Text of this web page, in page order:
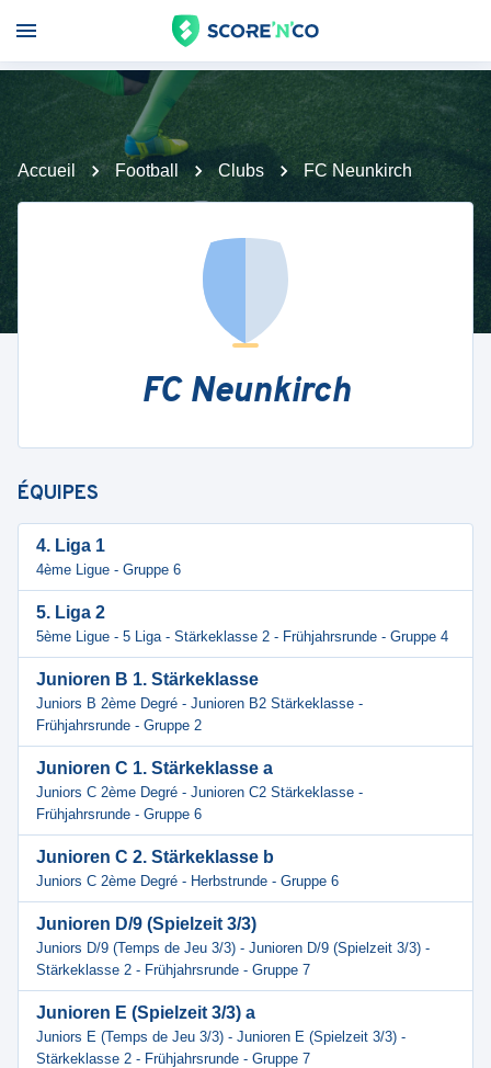
Accueil Football Clubs FC Neunkirch
FC Neunkirch
ÉQUIPES
4. Liga 1
4ème Ligue - Gruppe 6
5. Liga 2
5ème Ligue - 5 Liga - Stärkeklasse 2 - Frühjahrsrunde - Gruppe 4
Junioren B 1. Stärkeklasse
Juniors B 2ème Degré - Junioren B2 Stärkeklasse -
Frühjahrsrunde - Gruppe 2
Junioren C 1. Stärkeklasse a
Juniors C 2ème Degré - Junioren C2 Stärkeklasse -
Frühjahrsrunde - Gruppe 6
Junioren C 2. Stärkeklasse b
Juniors C 2ème Degré - Herbstrunde - Gruppe 6
Junioren D/9 (Spielzeit 3/3)
Juniors D/9 (Temps de Jeu 3/3) - Junioren D/9 (Spielzeit 3/3) -
Stärkeklasse 2 - Frühjahrsrunde - Gruppe 7
Junioren E (Spielzeit 3/3) a
Juniors E (Temps de Jeu 3/3) - Junioren E (Spielzeit 3/3) -
Stärkeklasse 2 - Frühjahrsrunde - Gruppe 7